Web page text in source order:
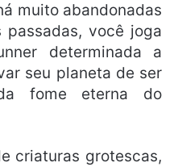
muito abandonadas
você joga
determinada a
seu planeta de ser
fome eterna do
criaturas grotescas,